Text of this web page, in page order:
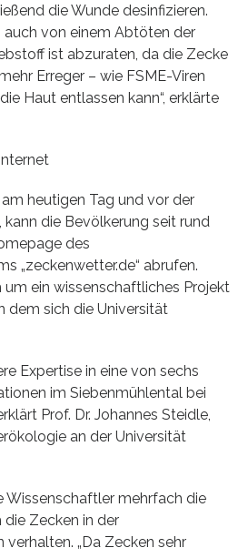
die Wunde desinfizieren.
auch von einem Abtöten der
ist abzuraten, da die Zecke
Erreger – wie FSME-Viren
Haut entlassen kann“, erklärte
heutigen Tag und vor der
kann die Bevölkerung seit rund
des
„zeckenwetter.de“ abrufen.
um ein wissenschaftliches Projekt
dem sich die Universität
Expertise in eine von sechs
im Siebenmühlental bei
Prof. Dr. Johannes Steidle,
an der Universität
Wissenschaftler mehrfach die
Zecken in der
„Da Zecken sehr